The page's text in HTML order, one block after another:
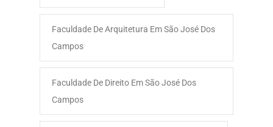
Faculdade De Arquitetura Em São José Dos
Campos
Faculdade De Direito Em São José Dos
Campos